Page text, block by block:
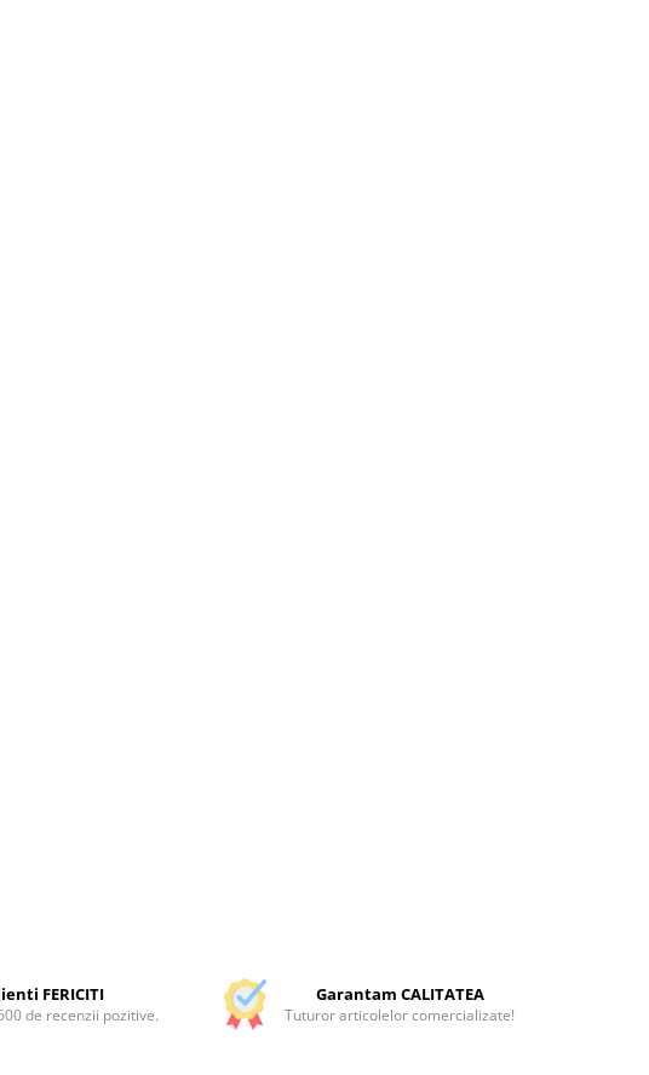
FERICITI
de recenzii pozitive.
Garantam CALITATEA
Tuturor articolelor comercializate!